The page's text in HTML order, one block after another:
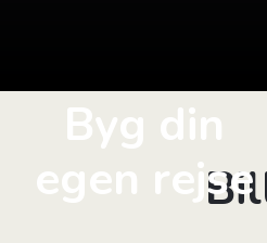
Byg din
egen rejse